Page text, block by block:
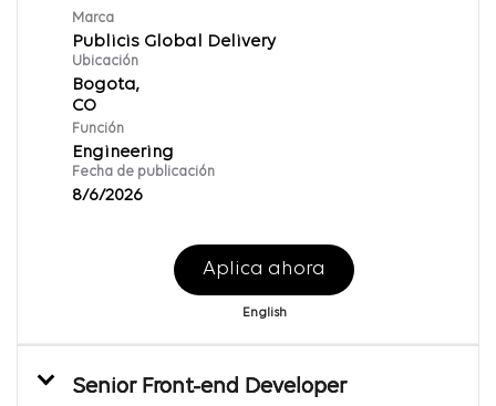
Marca
Publicis Global Delivery
Ubicación
Bogota,
Función
Engineering
Fecha de publicación
8/6/2026
Aplica ahora
English
Senior Front-end Developer